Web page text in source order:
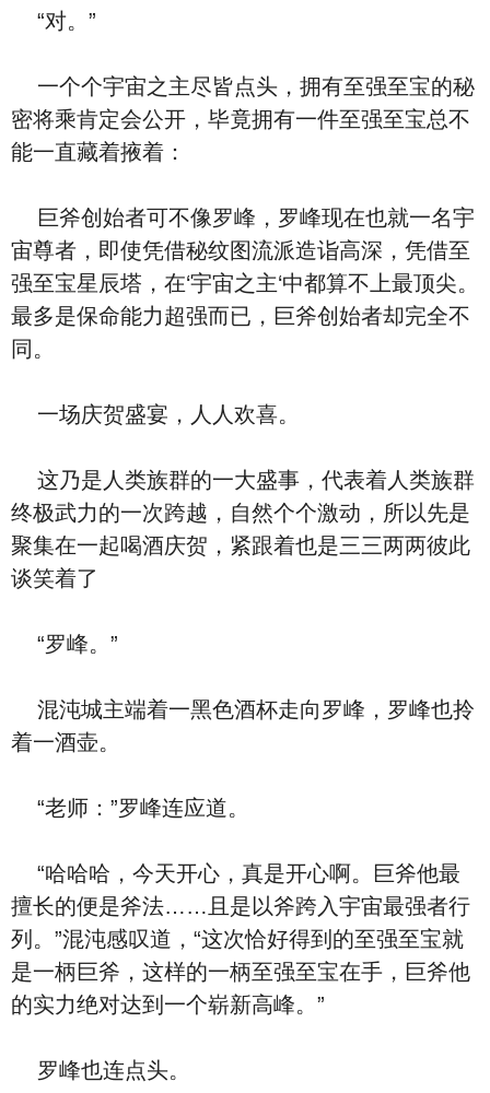
“对。”
一个个宇宙之主尽皆点头，拥有至强至宝的秘
密将乘肯定会公开，毕竟拥有一件至强至宝总不
能一直藏着掖着：
巨斧创始者可不像罗峰，罗峰现在也就一名宇
宙尊者，即使凭借秘纹图流派造诣高深，凭借至
强至宝星辰塔，在‘宇宙之主‘中都算不上最顶尖。
最多是保命能力超强而已，巨斧创始者却完全不
同。
一场庆贺盛宴，人人欢喜。
这乃是人类族群的一大盛事，代表着人类族群
终极武力的一次跨越，自然个个激动，所以先是
聚集在一起喝酒庆贺，紧跟着也是三三两两彼此
谈笑着了
“罗峰。”
混沌城主端着一黑色酒杯走向罗峰，罗峰也拎
着一酒壶。
“老师：”罗峰连应道。
“哈哈哈，今天开心，真是开心啊。巨斧他最
擅长的便是斧法……且是以斧跨入宇宙最强者行
列。”混沌感叹道，“这次恰好得到的至强至宝就
是一柄巨斧，这样的一柄至强至宝在手，巨斧他
的实力绝对达到一个崭新高峰。”
罗峰也连点头。